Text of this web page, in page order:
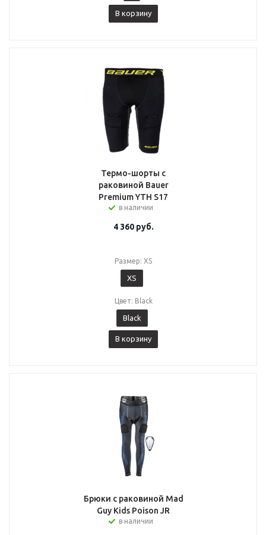
В корзину
Термо-шорты с
раковиной Bauer
Premium YTH S17
в наличии
4 360руб.
Размер: XS
XS
Цвет: Black
Black
В корзину
Брюки с раковиной Mad
Guy Kids Poison JR
в наличии